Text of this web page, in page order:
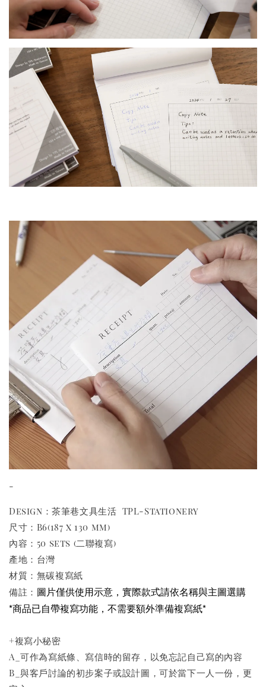
-
Design：茶筆巷文具生活 TPL-Stationery
尺寸：B6(187 x 130 mm)
內容：50 sets (二聯複寫)
產地：台灣
材質：無碳複寫紙
備註： 圖片僅供使用示意，實際款式請依名稱與主圖選購
*商品已自帶複寫功能，不需要額外準備複寫紙*
+複寫小秘密
A_可作為寫紙條、寫信時的留存，以免忘記自己寫的內容
B_與客戶討論的初步案子或設計圖，可於當下一人一份，更